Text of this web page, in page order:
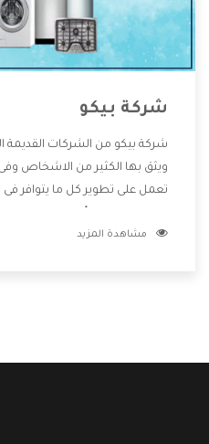
شركة بيكو
شركة بيكو من الشركات القديمة
ويثق بها الكثير من الاشخاص وفى
تعمل على تطوير كل ما يتوافر
للعملاء أقوى العروض
مشاهدة المزيد